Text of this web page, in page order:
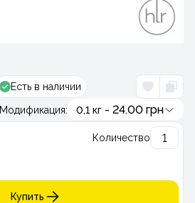
Есть в наличии
Модификация: 0,1 кг - 24.00 грн
Количество
Купить